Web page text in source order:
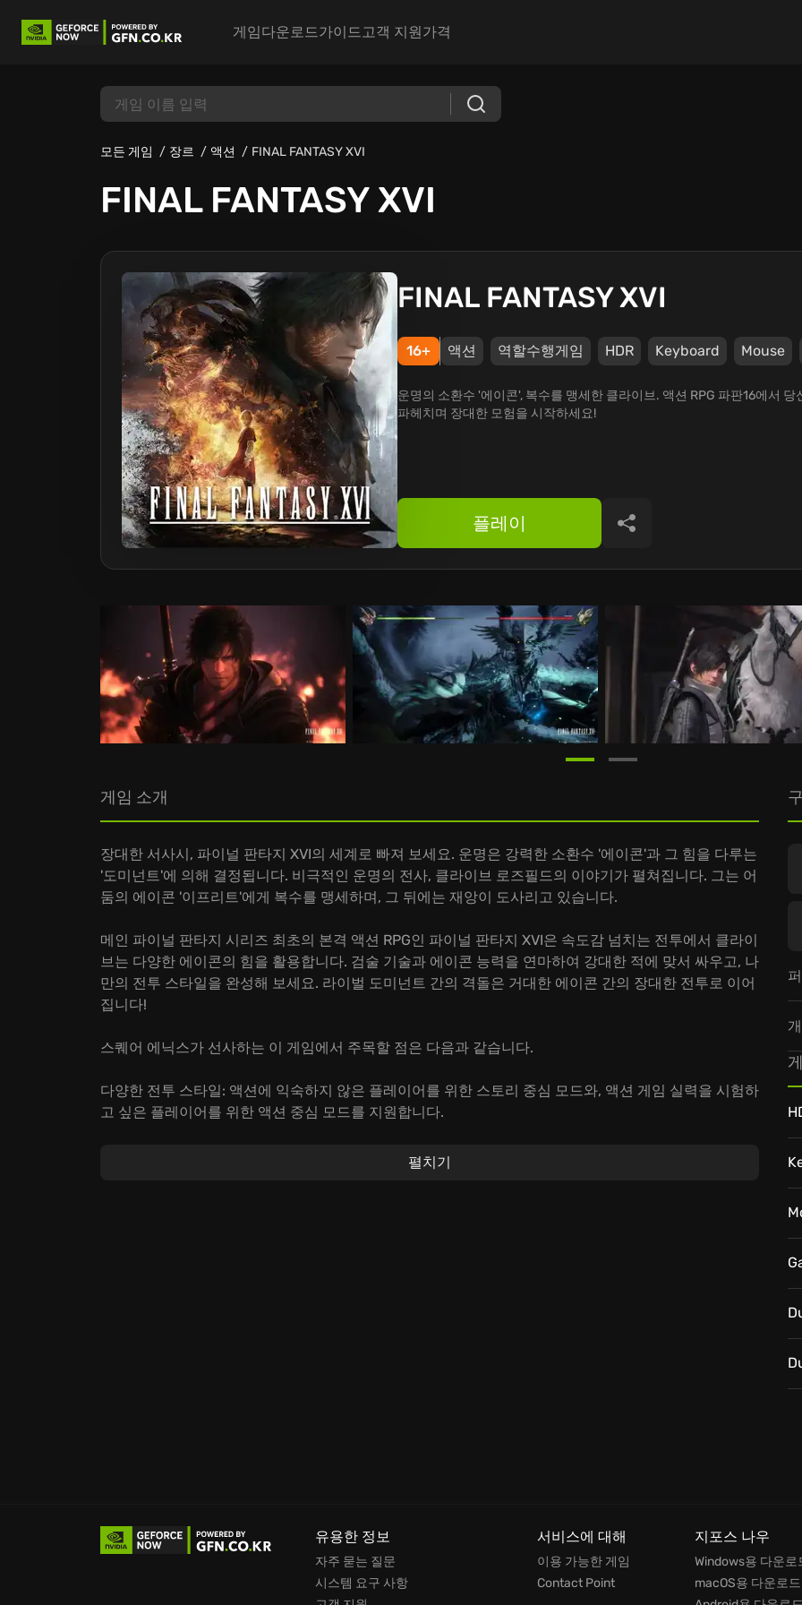
게임다운로드가이드고객 지원가격
모든 게임 장르 액션 FINAL FANTASY XVI
FINAL FANTASY XVI
FINAL FANTASY XVI
16+ 액션 역할수행게임 HDR Keyboard Mouse
운명의 소환수 '에이콘', 복수를 맹세한 클라이브. 액션 RPG 파판16에서
파헤치며 장대한 모험을 시작하세요!
플레이 공유
게임 소개
장대한 서사시, 파이널 판타지 XVI의 세계로 빠져 보세요. 운명은 강력한 소환수 '에이콘'과 그 힘을 다루는
'도미넌트'에 의해 결정됩니다. 비극적인 운명의 전사, 클라이브 로즈필드의 이야기가 펼쳐집니다. 그는 어
둠의 에이콘 '이프리트'에게 복수를 맹세하며, 그 뒤에는 재앙이 도사리고 있습니다.
메인 파이널 판타지 시리즈 최초의 본격 액션 RPG인 파이널 판타지 XVI은 속도감 넘치는 전투에서 클라이
브는 다양한 에이콘의 힘을 활용합니다. 검술 기술과 에이콘 능력을 연마하여 강대한 적에 맞서 싸우고, 나
만의 전투 스타일을 완성해 보세요. 라이벌 도미넌트 간의 격돌은 거대한 에이콘 간의 장대한 전투로 이어
집니다!
스퀘어 에닉스가 선사하는 이 게임에서 주목할 점은 다음과 같습니다.
다양한 전투 스타일: 액션에 익숙하지 않은 플레이어를 위한 스토리 중심 모드와, 액션 게임 실력을 시험하
고 싶은 플레이어를 위한 액션 중심 모드를 지원합니다.
성장 시스템: 클라이브의 다양한 능력을 업그레이드하고, 강력한 기술을 습득하여 더욱 강해질 수 있습니
펼치기
유용한 정보
자주 묻는 질문
시스템 요구 사항
서비스에 대해
이용 가능한 게임
Contact Point
지포스 나우
Windows용 다운로
macOS용 다운로드